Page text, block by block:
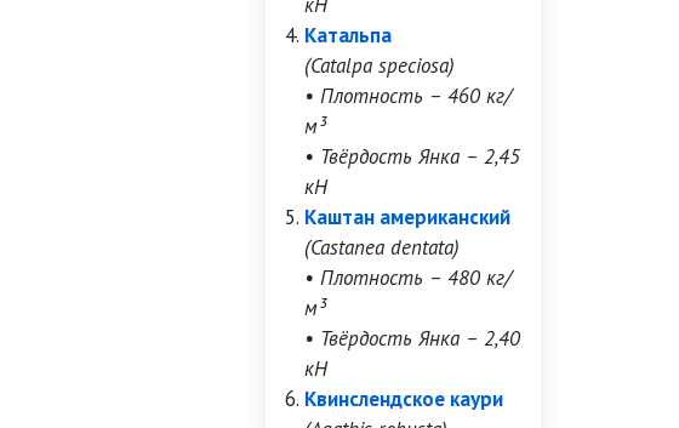
Катальпа
(Catalpa speciosa)
• Плотность – 460 кг/
м³
• Твёрдость Янка – 2,45
кН
Каштан американский
(Castanea dentata)
• Плотность – 480 кг/
м³
• Твёрдость Янка – 2,40
кН
Квинслендское каури